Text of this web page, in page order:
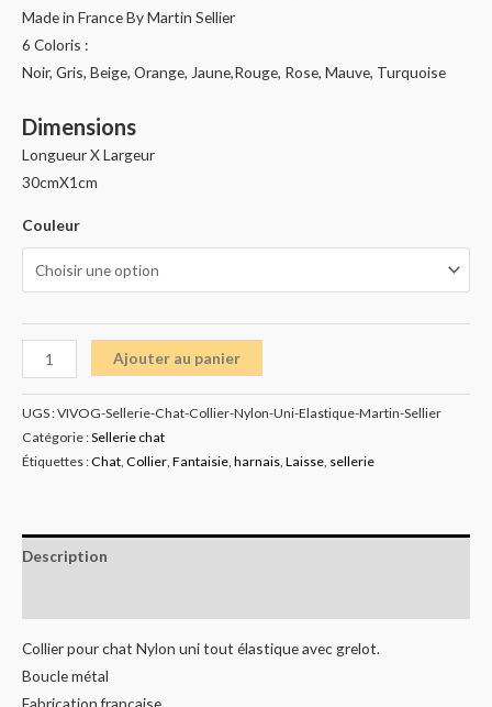
Made in France By Martin Sellier
6 Coloris :
Noir, Gris, Beige, Orange, Jaune,Rouge, Rose, Mauve, Turquoise
Dimensions
Longueur X Largeur
30cmX1cm
Couleur
Ajouter au panier
UGS :VIVOG-Sellerie-Chat-Collier-Nylon-Uni-Elastique-Martin-Sellier
Catégorie :Sellerie chat
Étiquettes :Chat Collier Fantaisie harnais Laisse sellerie
Description
Collier pour chat Nylon uni tout élastique avec grelot.
Boucle métal
Fabrication française